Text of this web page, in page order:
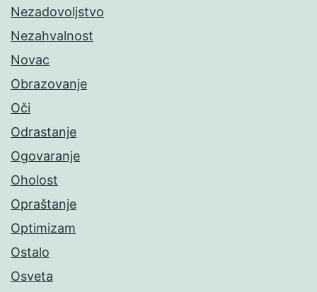
Nezadovoljstvo
Nezahvalnost
Novac
Obrazovanje
Oči
Odrastanje
Ogovaranje
Oholost
Opraštanje
Optimizam
Ostalo
Osveta